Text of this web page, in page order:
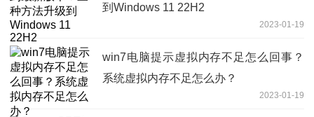
到Windows 11 22H2
2023-01-19
win7电脑提示虚拟内存不足怎么回事？
系统虚拟内存不足怎么办？
2023-01-19